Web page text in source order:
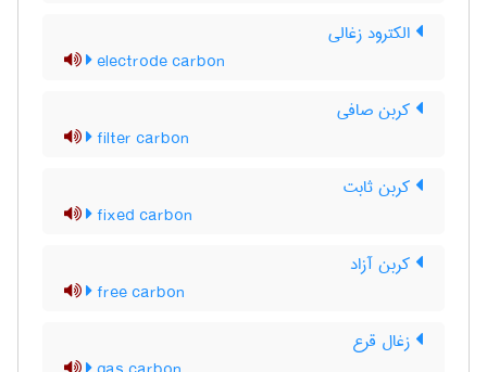
الکترود زغالی
electrode carbon
کربن صافی
filter carbon
کربن ثابت
fixed carbon
کربن آزاد
free carbon
زغال قرع